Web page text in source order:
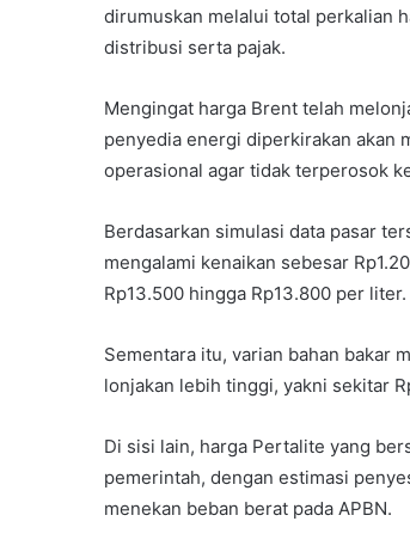
dirumuskan melalui total perkalian
distribusi serta pajak.
Mengingat harga Brent telah
penyedia energi diperkirakan akan
operasional agar tidak terperosok
Berdasarkan simulasi data pasar
mengalami kenaikan sebesar
Rp13.500 hingga Rp13.800 per liter.
Sementara itu, varian bahan bakar
lonjakan lebih tinggi, yakni sekitar
Di sisi lain, harga Pertalite yang
pemerintah, dengan estimasi
menekan beban berat pada APBN.